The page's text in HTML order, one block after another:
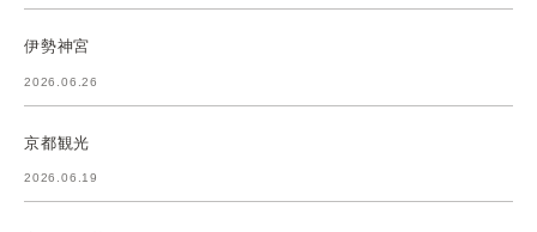
伊勢神宮
2026.06.26
京都観光
2026.06.19